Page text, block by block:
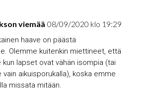
viemää 08/09/2020 klo 19:29
haave on päästä
Olemme kuitenkin miettineet, että
lapset ovat vähän isompia (tai
aikuisporukalla), koska emme
missata mitään.